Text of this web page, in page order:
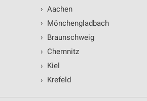
› Aachen
› Mönchengladbach
› Braunschweig
› Chemnitz
› Kiel
› Krefeld